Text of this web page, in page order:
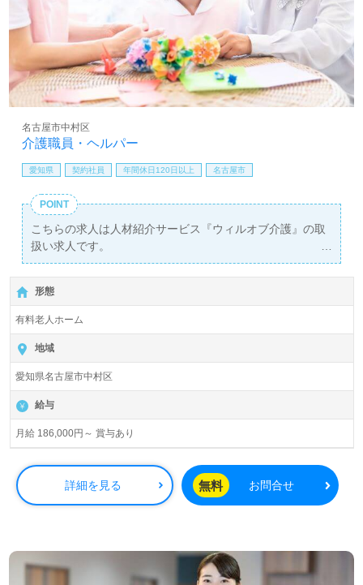
介護職員・ヘルパー
名古屋市中村区
愛知県 契約社員 年間休日120日以上 名古屋市
POINT
こちらの求人は人材紹介サービス『ウィルオブ介護』の取
扱い求人です。
詳細に関してお気軽にご相談ください♪
【無料】で皆さんの転職活動をサポートいたします。
形態
有料老人ホーム
地域
愛知県名古屋市中村区
給与
月給 186,000円～ 賞与あり
詳細を見る 無料 お問合せ